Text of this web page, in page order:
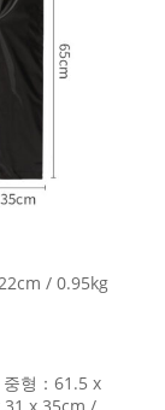
/ 0.95kg
형：61.5 x